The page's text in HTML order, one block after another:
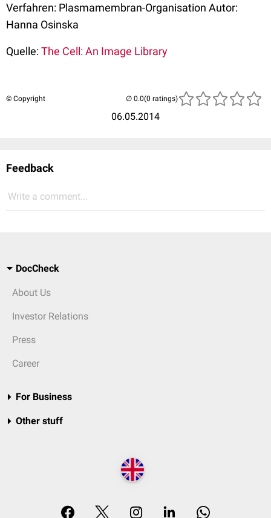
Verfahren: Plasmamembran-Organisation Autor:
Hanna Osinska
Quelle:The Cell: An Image Library
© Copyright
06.05.2014
(0 ratings)
Feedback
Write a comment...
DocCheck
About Us
Investor Relations
Press
Career
For Business
Other stuff